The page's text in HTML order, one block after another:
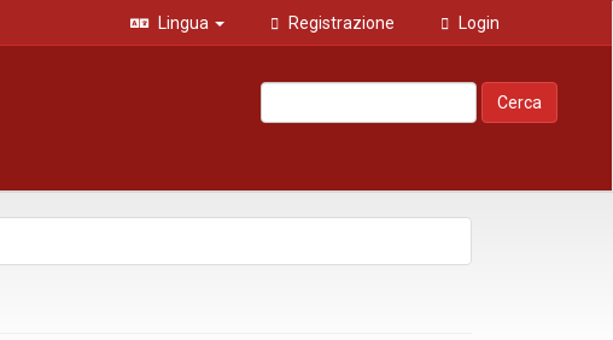
Lingua Registrazione Login
Cerca